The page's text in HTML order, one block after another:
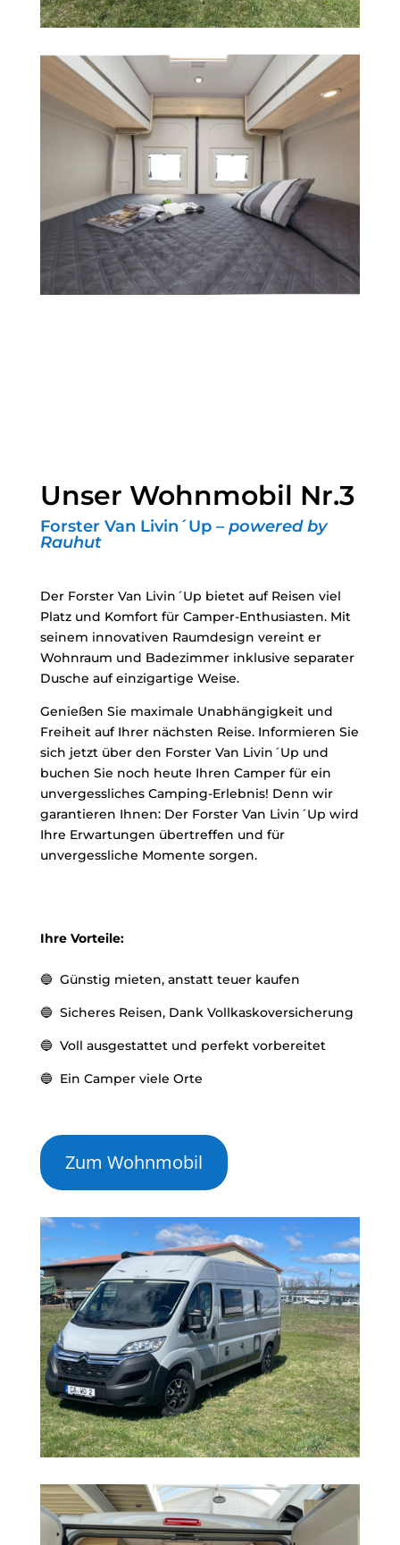
Unser Wohnmobil Nr.3
Forster Van Livin´Up – powered by
Rauhut
Der Forster Van Livin´Up bietet auf Reisen viel
Platz und Komfort für Camper-Enthusiasten. Mit
seinem innovativen Raumdesign vereint er
Wohnraum und Badezimmer inklusive separater
Dusche auf einzigartige Weise.
Genießen Sie maximale Unabhängigkeit und
Freiheit auf Ihrer nächsten Reise. Informieren Sie
sich jetzt über den Forster Van Livin´Up und
buchen Sie noch heute Ihren Camper für ein
unvergessliches Camping-Erlebnis! Denn wir
garantieren Ihnen: Der Forster Van Livin´Up wird
Ihre Erwartungen übertreffen und für
unvergessliche Momente sorgen.
Ihre Vorteile:
🔵 Günstig mieten, anstatt teuer kaufen
🔵 Sicheres Reisen, Dank Vollkaskoversicherung
🔵 Voll ausgestattet und perfekt vorbereitet
🔵 Ein Camper viele Orte
Zum Wohnmobil